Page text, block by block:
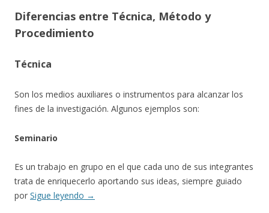
Diferencias entre Técnica, Método y
Procedimiento
Técnica
Son los medios auxiliares o instrumentos para alcanzar los
fines de la investigación. Algunos ejemplos son:
Seminario
Es un trabajo en grupo en el que cada uno de sus integrantes
trata de enriquecerlo aportando sus ideas, siempre guiado
por Sigue leyendo →